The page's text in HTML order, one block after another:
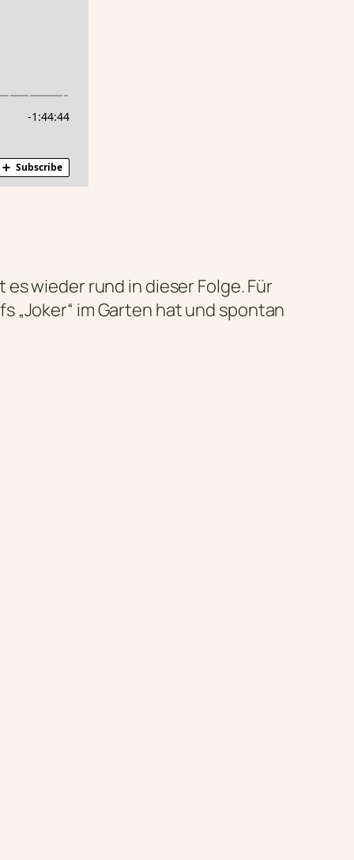
wieder rund in dieser Folge. Für
im Garten hat und spontan